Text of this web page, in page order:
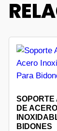
DE ACERO
BIDONES